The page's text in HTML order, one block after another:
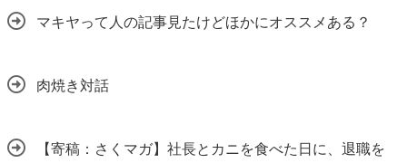
マキヤって人の記事見たけどほかにオススメある？
肉焼き対話
【寄稿：さくマガ】社長とカニを食べた日に、退職を